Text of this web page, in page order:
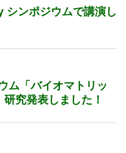
シンポジウムで講演し
ム「バイオマトリッ
究発表しました！